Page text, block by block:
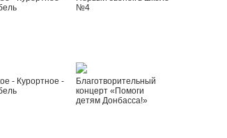
№4
- Курортное -
Благотворительный
концерт «Помоги
детям Донбасса!»